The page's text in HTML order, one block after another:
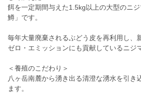
餌を一定期間与えた1.5kg以上の大型のニ
鱒」です。
毎年大量廃棄されるぶどう皮を再利用し、
ゼロ・エミッションにも貢献しているニジ
＜養殖のこだわり＞
八ヶ岳南麓から湧き出る清澄な湧水を引き
ます。